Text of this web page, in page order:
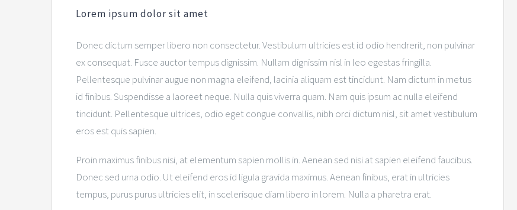
Lorem ipsum dolor sit amet
Donec dictum semper libero non consectetur. Vestibulum ultricies est id odio hendrerit, non pulvinar
ex consequat. Fusce auctor tempus dignissim. Nullam dignissim nisl in leo egestas fringilla.
Pellentesque pulvinar augue non magna eleifend, lacinia aliquam est tincidunt. Nam dictum in metus
id finibus. Suspendisse a laoreet neque. Nulla quis viverra quam. Nam quis ipsum ac nulla eleifend
tincidunt. Pellentesque ultrices, odio eget congue convallis, nibh orci dictum nisl, sit amet vestibulum
eros est quis sapien.
Proin maximus finibus nisi, at elementum sapien mollis in. Aenean sed nisi at sapien eleifend faucibus.
Donec sed urna odio. Ut eleifend eros id ligula gravida maximus. Aenean finibus, erat in ultricies
tempus, purus purus ultricies elit, in scelerisque diam libero in lorem. Nulla a pharetra erat.